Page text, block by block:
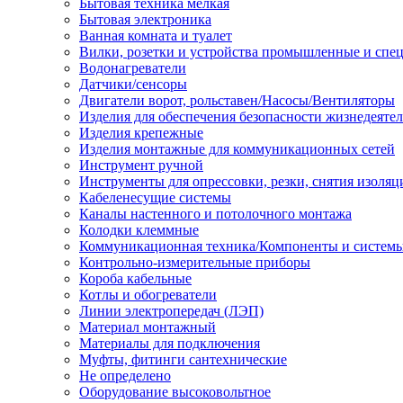
Бытовая техника мелкая
Бытовая электроника
Ванная комната и туалет
Вилки, розетки и устройства промышленные и
Водонагреватели
Датчики/сенсоры
Двигатели ворот, рольставен/Насосы/Вентиляторы
Изделия для обеспечения безопасности
Изделия крепежные
Изделия монтажные для коммуникационных сетей
Инструмент ручной
Инструменты для опрессовки, резки, снятия
Кабеленесущие системы
Каналы настенного и потолочного монтажа
Колодки клеммные
Коммуникационная техника/Компоненты и
Контрольно-измерительные приборы
Короба кабельные
Котлы и обогреватели
Линии электропередач (ЛЭП)
Материал монтажный
Материалы для подключения
Муфты, фитинги сантехнические
Не определено
Оборудование высоковольтное